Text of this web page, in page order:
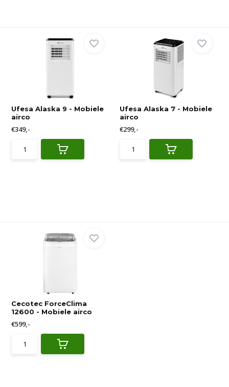
Ufesa Alaska 9 - Mobiele
airco
€349,-
Ufesa Alaska 7 - Mobiele
airco
€299,-
Cecotec ForceClima
12600 - Mobiele airco
€599,-